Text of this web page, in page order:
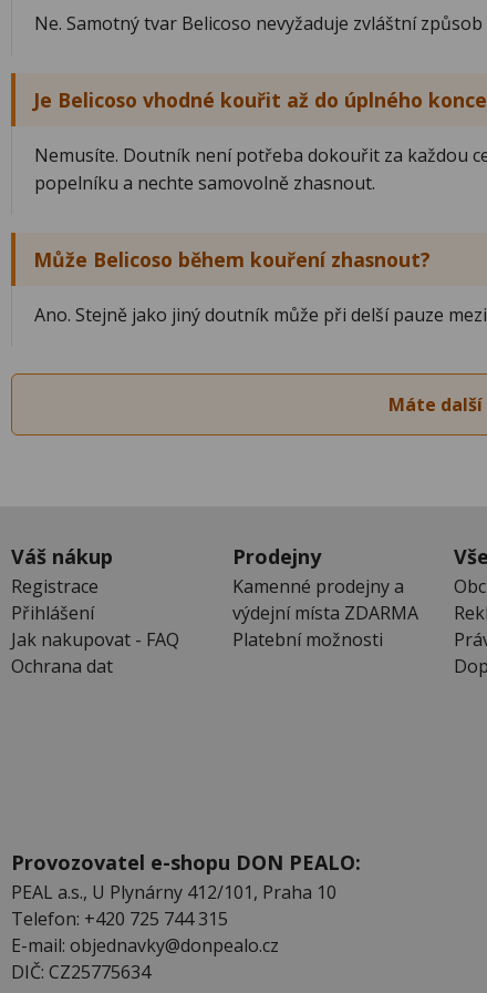
Ne. Samotný tvar Belicoso nevyžaduje zvláštní
Je Belicoso vhodné kouřit až do úplného
Nemusíte. Doutník není potřeba dokouřit za každou
popelníku a nechte samovolně zhasnout.
Může Belicoso během kouření zhasnout?
Ano. Stejně jako jiný doutník může při delší pauze
Máte
Váš nákup
Registrace
Přihlášení
Jak nakupovat - FAQ
Ochrana dat
Prodejny
Kamenné prodejny a
výdejní místa ZDARMA
Platební možnosti
Provozovatel e-shopu DON PEALO:
PEAL a.s., U Plynárny 412/101, Praha 10
Telefon: +420 725 744 315
E-mail: objednavky@donpealo.cz
DIČ: CZ25775634